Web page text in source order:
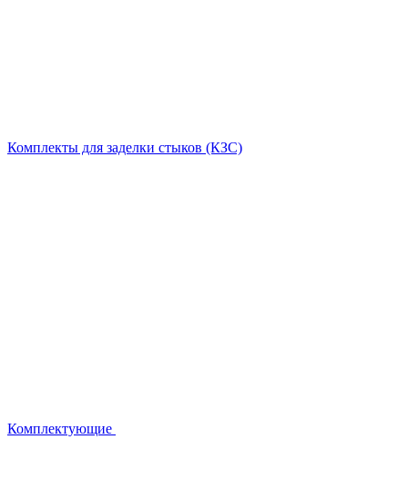
Комплекты для заделки стыков (КЗС)
Комплектующие